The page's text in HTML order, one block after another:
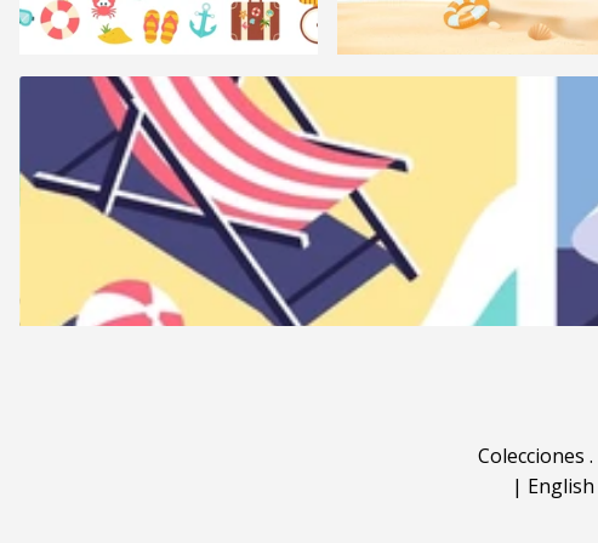
Colecciones .
| English